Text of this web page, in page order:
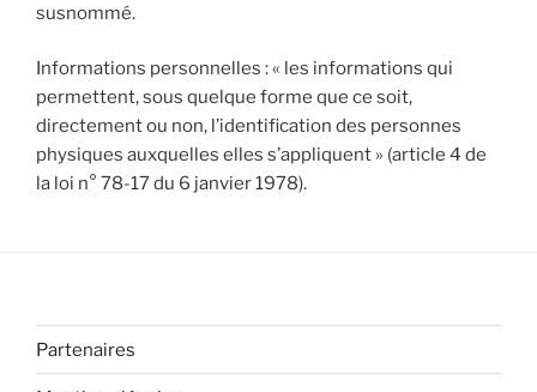
susnommé.
Informations personnelles : « les informations qui
permettent, sous quelque forme que ce soit,
directement ou non, l’identification des personnes
physiques auxquelles elles s’appliquent » (article 4 de
la loi n° 78-17 du 6 janvier 1978).
Partenaires